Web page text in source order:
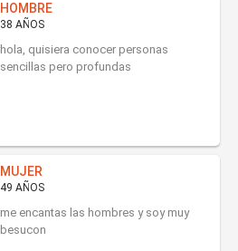
HOMBRE
38 AÑOS
hola, quisiera conocer personas
sencillas pero profundas
MUJER
49 AÑOS
me encantas las hombres y soy muy
besucon